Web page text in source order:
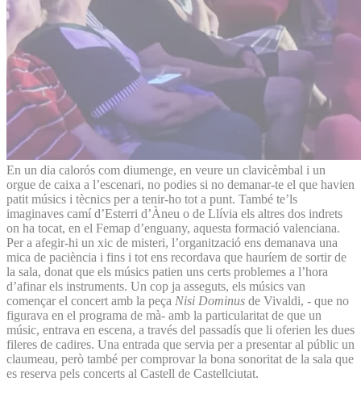
En un dia calorós com diumenge, en veure un clavicèmbal i un
orgue de caixa a l’escenari, no podies si no demanar-te el que havien
patit músics i tècnics per a tenir-ho tot a punt. També te’ls
imaginaves camí d’Esterri d’Àneu o de Llívia els altres dos indrets
on ha tocat, en el Femap d’enguany, aquesta formació valenciana.
Per a afegir-hi un xic de misteri, l’organització ens demanava una
mica de paciència i fins i tot ens recordava que hauríem de sortir de
la sala, donat que els músics patien uns certs problemes a l’hora
d’afinar els instruments. Un cop ja asseguts, els músics van
començar el concert amb la peça Nisi Dominus de Vivaldi, - que no
figurava en el programa de mà- amb la particularitat de que un
músic, entrava en escena, a través del passadís que li oferien les dues
fileres de cadires. Una entrada que servia per a presentar al públic un
claumeau, però també per comprovar la bona sonoritat de la sala que
es reserva pels concerts al Castell de Castellciutat.